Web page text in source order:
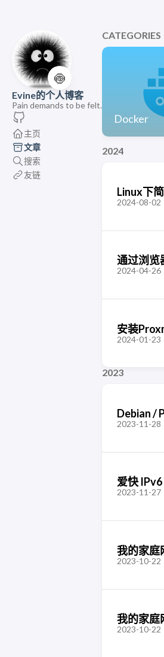
🍥
Evine的个人博客
Pain demands to be felt.
主页
文章
搜索
友链
CATEGORIES
Docker
2024
Linux下
2024-08-02
通过浏览
2024-04-26
安装
2024-01-23
2023
Debian /
2023-11-28
爱快
2023-11-27
我的家庭
2023-10-22
我的家庭
2023-10-22